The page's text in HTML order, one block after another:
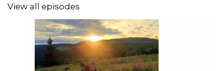
View all episodes